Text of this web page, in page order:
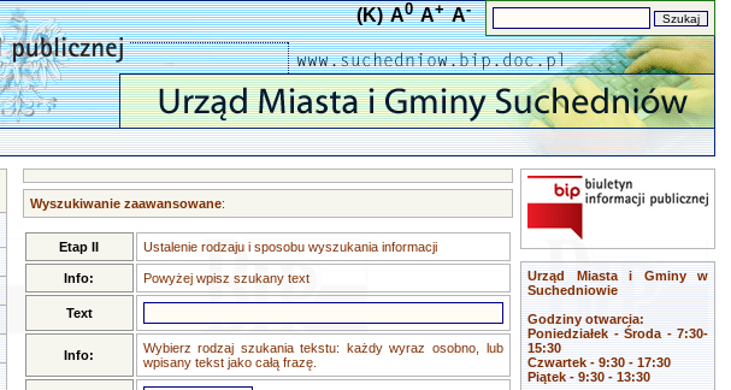
(K) A0 A+ A-
Wyszukiwanie zaawansowane:
Etap II Ustalenie rodzaju i sposobu wyszukania informacji
Info: Powyżej wpisz szukany text
Text
Info:
Wybierz rodzaj szukania tekstu: każdy wyraz osobno, lub
wpisany tekst jako całą frazę.
Urząd Miasta i Gminy w
Suchedniowie
Godziny otwarcia:
Poniedziałek - Środa - 7:30-
15:30
Czwartek - 9:30 - 17:30
Piątek - 9:30 - 13:30